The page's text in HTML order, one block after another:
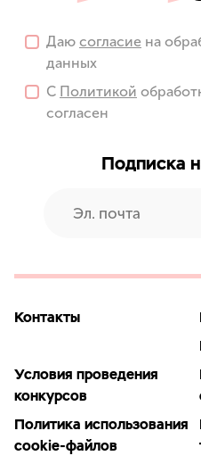
Даю согласие на
данных
С Политикой
согласен
Подписка
Контакты
Условия проведения
конкурсов
Политика использования
cookie-файлов